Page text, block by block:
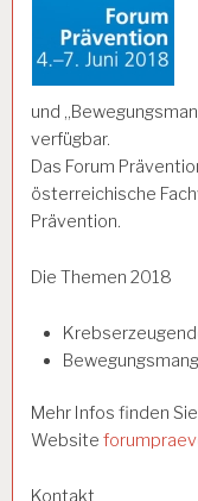
und
verfügbar.
Das Forum
österreichische
Prävention.
Die Themen 2018
Mehr Infos finden
Website
Kontakt